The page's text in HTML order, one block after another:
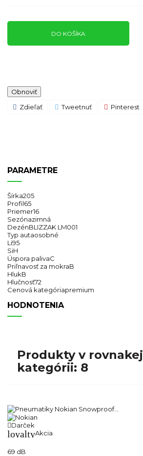
DO KOŠÍKA
Zdieľať Tweetnuť Pinterest
PARAMETRE
Šírka205
Profil65
Priemer16
Sezónazimná
DezénBLIZZAK LM001
Typ autaosobné
Li95
SiH
Úspora palivaC
Priľnavosť za mokraB
HlukB
Hlučnosť72
Cenová kategóriapremium
HODNOTENIA
Produkty v rovnakej
kategórii: 8
Darček
loyaltyAkcia
69 dB